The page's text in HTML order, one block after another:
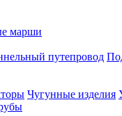
марши
путепровод
Чугунные изделия